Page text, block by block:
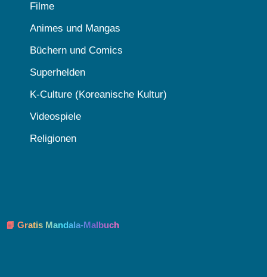
Filme
Animes und Mangas
Büchern und Comics
Superhelden
K-Culture (Koreanische Kultur)
Videospiele
Religionen
📘 Gratis Mandala-Malbuch